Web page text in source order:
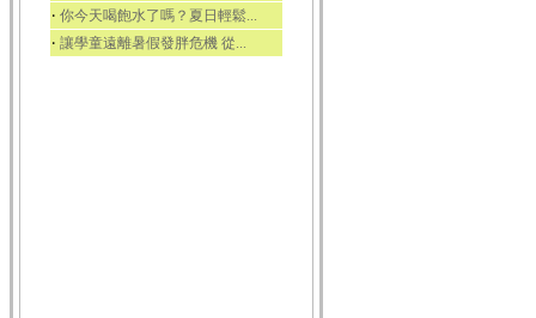
‧ 你今天喝飽水了嗎？夏日輕鬆...
‧ 讓學童遠離暑假發胖危機 從...